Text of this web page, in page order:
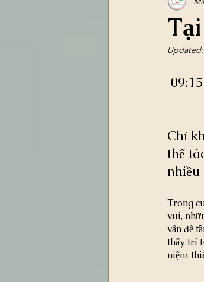
Updated:
Chỉ
thể
nhiều
Trong
vui,
vấn đề
thấy, trí
niệm